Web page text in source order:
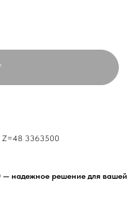
Z=48 3363500
надежное решение для вашей